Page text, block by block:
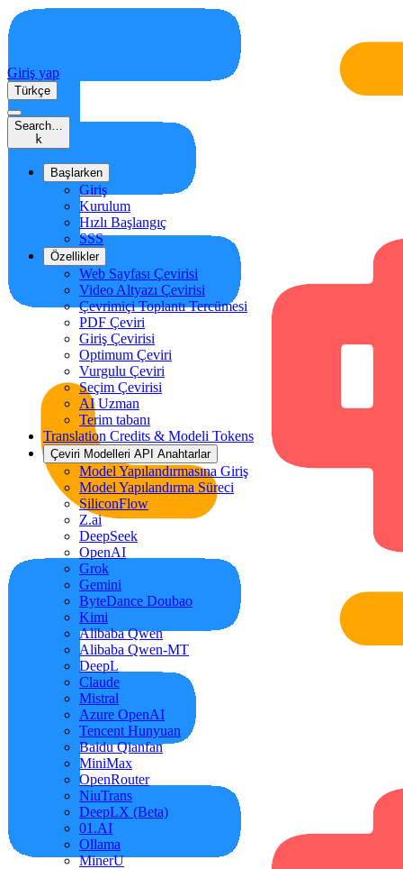
Giriş yap
Türkçe
Search…
k
Başlarken
Giriş
Kurulum
Hızlı Başlangıç
SSS
Özellikler
Web Sayfası Çevirisi
Video Altyazı Çevirisi
Çevrimiçi Toplantı Tercümesi
PDF Çeviri
Giriş Çevirisi
Optimum Çeviri
Vurgulu Çeviri
Seçim Çevirisi
AI Uzman
Terim tabanı
Translation Credits & Modeli Tokens
Çeviri Modelleri API Anahtarlar
Model Yapılandırmasına Giriş
Model Yapılandırma Süreci
SiliconFlow
Z.ai
DeepSeek
OpenAI
Grok
Gemini
ByteDance Doubao
Kimi
Alibaba Qwen
Alibaba Qwen-MT
DeepL
Claude
Mistral
Azure OpenAI
Tencent Hunyuan
Baidu Qianfan
MiniMax
OpenRouter
NiuTrans
DeepLX (Beta)
01.AI
Ollama
MinerU